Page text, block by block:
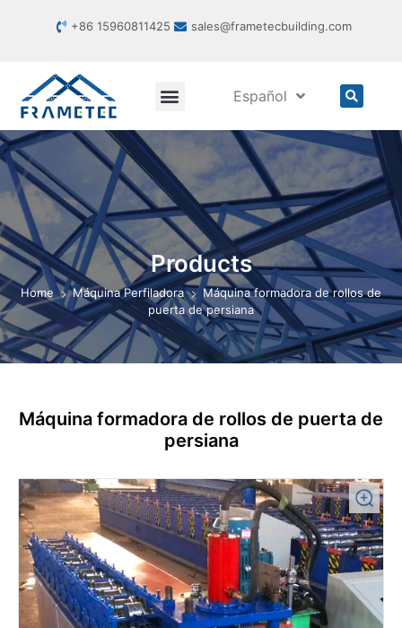
+86 15960811425 sales@frametecbuilding.com
Español
Products
Home Máquina Perfiladora
Máquina formadora de rollos de
puerta de persiana
Máquina formadora de rollos de puerta de
persiana